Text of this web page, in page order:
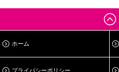
ホーム
プライバシーポリシー